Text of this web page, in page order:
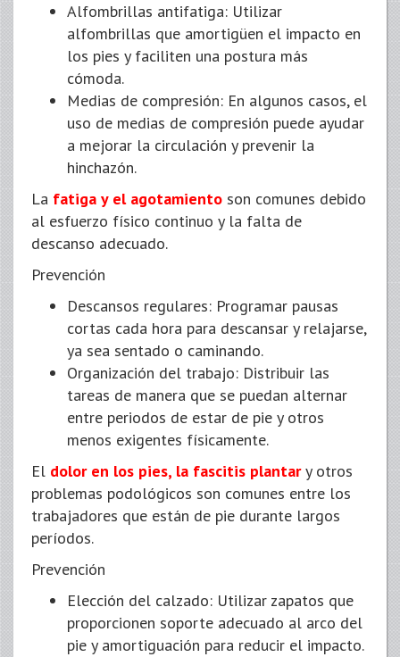
Alfombrillas antifatiga: Utilizar
alfombrillas que amortigüen el impacto en
los pies y faciliten una postura más
cómoda.
Medias de compresión: En algunos casos, el
uso de medias de compresión puede ayudar
a mejorar la circulación y prevenir la
hinchazón.
La fatiga y el agotamiento son comunes debido
al esfuerzo físico continuo y la falta de
descanso adecuado.
Prevención
Descansos regulares: Programar pausas
cortas cada hora para descansar y relajarse,
ya sea sentado o caminando.
Organización del trabajo: Distribuir las
tareas de manera que se puedan alternar
entre periodos de estar de pie y otros
menos exigentes físicamente.
El dolor en los pies, la fascitis plantary otros
problemas podológicos son comunes entre los
trabajadores que están de pie durante largos
períodos.
Prevención
Elección del calzado: Utilizar zapatos que
proporcionen soporte adecuado al arco del
pie y amortiguación para reducir el impacto.